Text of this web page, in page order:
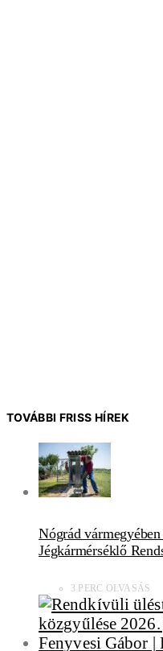
TOVÁBBI FRISS HÍREK
Nógrád
Jégkármérséklő
3 PERC OLVASÁS